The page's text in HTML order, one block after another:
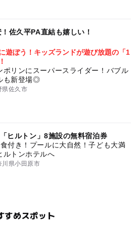
佐久平PA直結も嬉しい！
遊ぼう！キッズランドが遊び放題の「1
ポリンにスーパースライダー！バブル
も新登場◎
県佐久市
ヒルトン」8施設の無料宿泊券
付き！プールに大自然！子ども大満
ルトンホテルへ
川県小田原市
すめスポット